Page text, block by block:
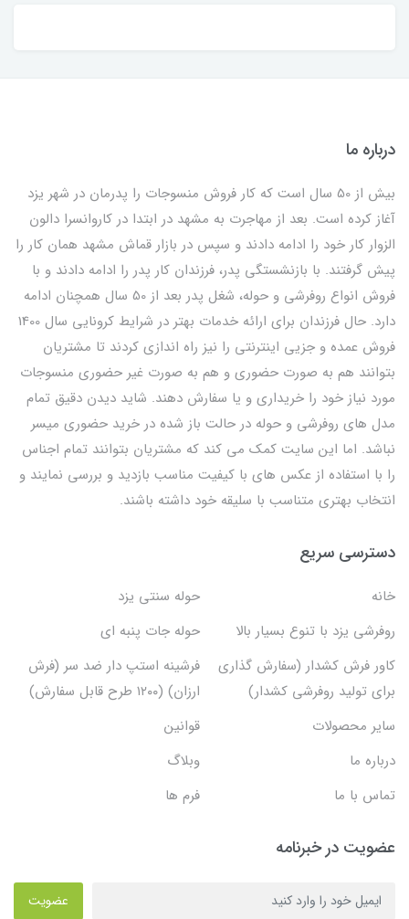
درباره ما
بیش از 50 سال است که کار فروش منسوجات را پدرمان در شهر یزد
آغاز کرده است. بعد از مهاجرت به مشهد در ابتدا در کاروانسرا دالون
الزوار کار خود را ادامه دادند و سپس در بازار قماش مشهد همان کار را
پیش گرفتند. با بازنشستگی پدر، فرزندان کار پدر را ادامه دادند و با
فروش انواع روفرشی و حوله، شغل پدر بعد از 50 سال همچنان ادامه
دارد. حال فرزندان برای ارائه خدمات بهتر در شرایط کرونایی سال 1400
فروش عمده و جزیی اینترنتی را نیز راه اندازی کردند تا مشتریان
بتوانند هم به صورت حضوری و هم به صورت غیر حضوری منسوجات
مورد نیاز خود را خریداری و یا سفارش دهند. شاید دیدن دقیق تمام
مدل های روفرشی و حوله در حالت باز شده در خرید حضوری میسر
نباشد. اما این سایت کمک می کند که مشتریان بتوانند تمام اجناس
را با استفاده از عکس های با کیفیت مناسب بازدید و بررسی نمایند و
انتخاب بهتری متناسب با سلیقه خود داشته باشند.
دسترسی سریع
خانه
حوله سنتی یزد
روفرشی یزد با تنوع بسیار بالا
حوله جات پنبه ای
کاور فرش کشدار (سفارش گذاری
برای تولید روفرشی کشدار)
فرشینه استپ دار ضد سر (فرش
ارزان) (۱۲۰۰ طرح قابل سفارش)
سایر محصولات
قوانین
درباره ما
وبلاگ
تماس با ما
فرم ها
عضویت در خبرنامه
عضویت